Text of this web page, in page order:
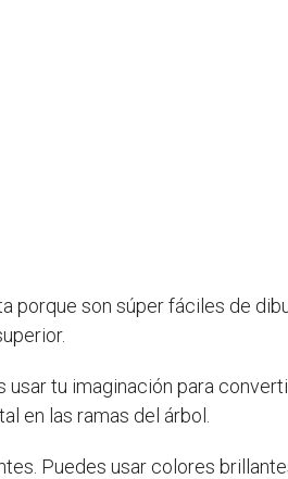
porque son súper fáciles de
tu imaginación para
en las ramas del árbol.
Puedes usar colores